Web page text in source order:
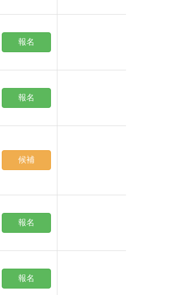
報名
報名
候補
報名
報名